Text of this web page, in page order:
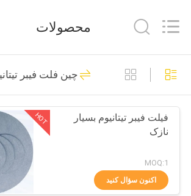
صفحه
اصلی
محصولات
فیلم
های
Materials
Rights
الیاف فلزی
30
محصولات
چین فلت فیبر
HOT
فیلت فیبر تیتانیوم بسیار
نازک
MOQ:1
اکنون سؤال کنید